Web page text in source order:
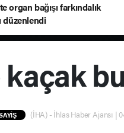
organ bağışı farkındalık
düzenlendi
(İHA) - İhlas Haber Ajansı |